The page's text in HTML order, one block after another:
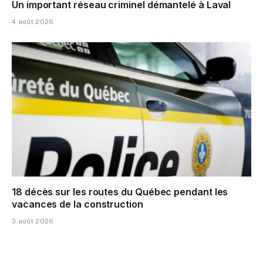
Un important réseau criminel démantelé à Laval
4 août 2026
18 décès sur les routes du Québec pendant les
vacances de la construction
3 août 2026